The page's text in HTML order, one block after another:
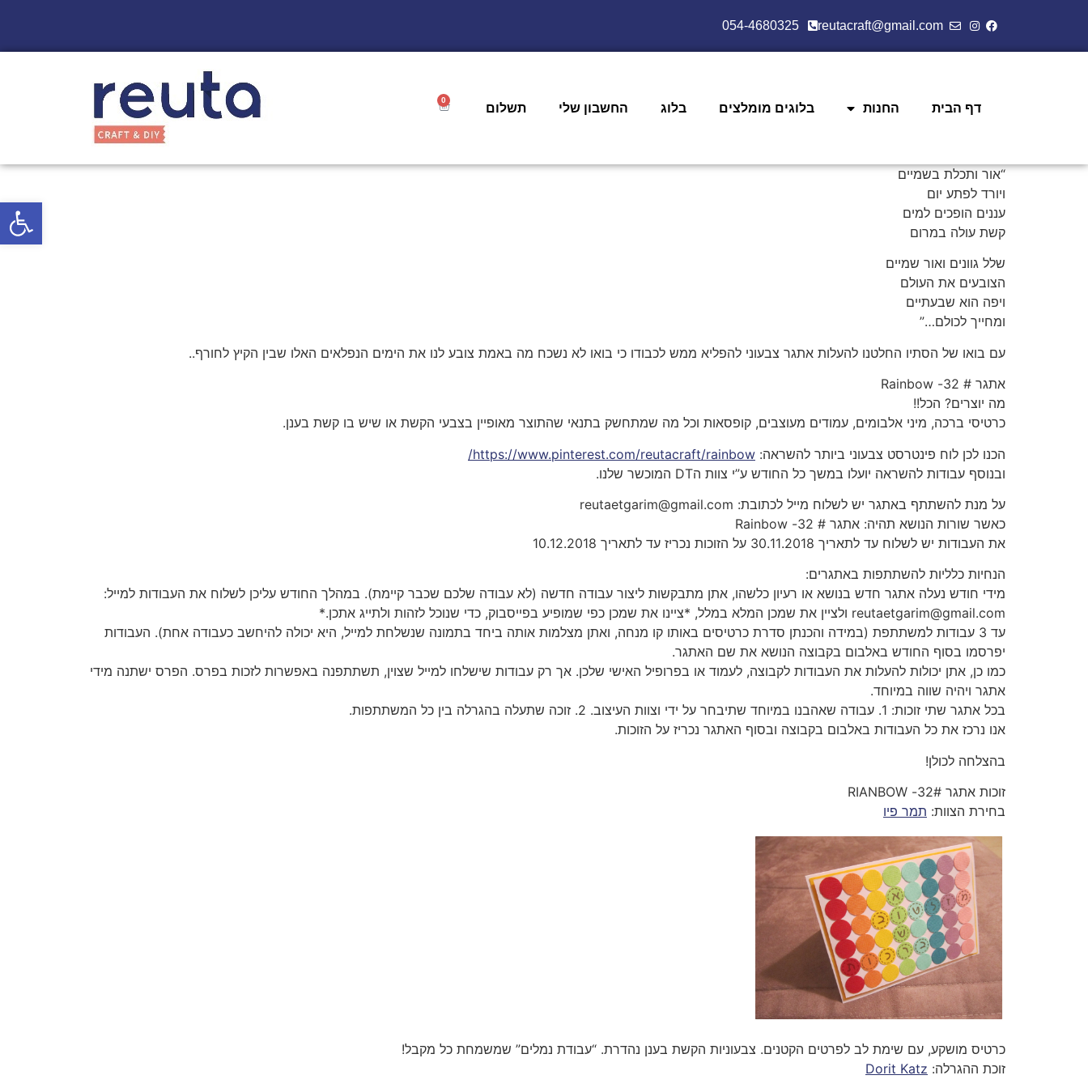
פתח
reutacraft@gmail.com
054-4680325
דף הבית החנות בלוגים מומלצים בלוג החשבון שלי תשלום
0
“אור ותכלת בשמיים
ויורד לפתע יום
עננים הופכים למים
קשת עולה במרום
שלל גוונים ואור שמיים
הצובעים את העולם
ויפה הוא שבעתיים
ומחייך לכולם…”
עם בואו של הסתיו החלטנו להעלות אתגר צבעוני להפליא ממש לכבודו כי בואו לא נשכח מה באמת צובע לנו את הימים הנפלאים האלו שבין הקיץ לחורף..
אתגר # 32- Rainbow
מה יוצרים? הכל!!
כרטיסי ברכה, מיני אלבומים, עמודים מעוצבים, קופסאות וכל מה שמתחשק בתנאי שהתוצר מאופיין בצבעי הקשת או שיש בו קשת בענן.
הכנו לכן לוח פינטרסט צבעוני ביותר להשראה: https://www.pinterest.com/reutacraft/rainbow/
ובנוסף עבודות להשראה יועלו במשך כל החודש ע”י צוות הDT המוכשר שלנו.
על מנת להשתתף באתגר יש לשלוח מייל לכתובת: reutaetgarim@gmail.com
כאשר שורות הנושא תהיה: אתגר # 32- Rainbow
את העבודות יש לשלוח עד לתאריך 30.11.2018 על הזוכות נכריז עד לתאריך 10.12.2018
הנחיות כלליות להשתתפות באתגרים:
מידי חודש נעלה אתגר חדש בנושא או רעיון כלשהו, אתן מתבקשות ליצור עבודה חדשה (לא עבודה שלכם שכבר קיימת). במהלך החודש עליכן לשלוח את העבודות למייל:
reutaetgarim@gmail.com ולציין את שמכן המלא במלל, *ציינו את שמכן כפי שמופיע בפייסבוק, כדי שנוכל לזהות ולתייג אתכן.*
עד 3 עבודות למשתתפת (במידה והכנתן סדרת כרטיסים באותו קו מנחה, ואתן מצלמות אותה ביחד בתמונה שנשלחת למייל, היא יכולה להיחשב כעבודה אחת). העבודות
יפרסמו בסוף החודש באלבום בקבוצה הנושא את שם האתגר.
כמו כן, אתן יכולות להעלות את העבודות לקבוצה, לעמוד או בפרופיל האישי שלכן. אך רק עבודות שישלחו למייל שצוין, תשתתפנה באפשרות לזכות בפרס. הפרס ישתנה מידי
אתגר ויהיה שווה במיוחד.
בכל אתגר שתי זוכות: 1. עבודה שאהבנו במיוחד שתיבחר על ידי וצוות העיצוב. 2. זוכה שתעלה בהגרלה בין כל המשתתפות.
אנו נרכז את כל העבודות באלבום בקבוצה ובסוף האתגר נכריז על הזוכות.
בהצלחה לכולן!
זוכות אתגר 32#- RIANBOW
בחירת הצוות: תמר פיו
כרטיס מושקע, עם שימת לב לפרטים הקטנים. צבעוניות הקשת בענן נהדרת. “עבודת נמלים” שמשמחת כל מקבל!
זוכת ההגרלה: Dorit Katz